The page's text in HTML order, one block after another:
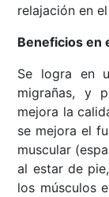
relajación en
Beneficios en
Se logra en
migrañas, y
mejora la
se mejora el
muscular
al estar de
los músculos